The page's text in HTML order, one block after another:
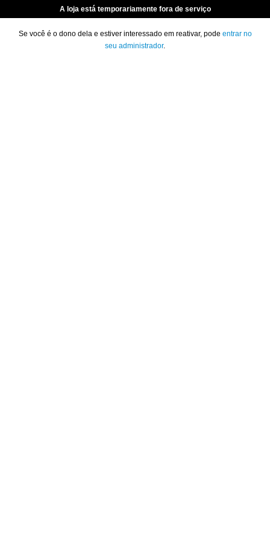
A loja está temporariamente fora de serviço
Se você é o dono dela e estiver interessado em reativar, pode entrar no
seu administrador.